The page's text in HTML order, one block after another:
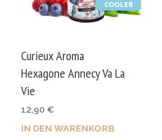
COOLER
Curieux Aroma
Hexagone Annecy Va La
Vie
12,90 €
IN DEN WARENKORB